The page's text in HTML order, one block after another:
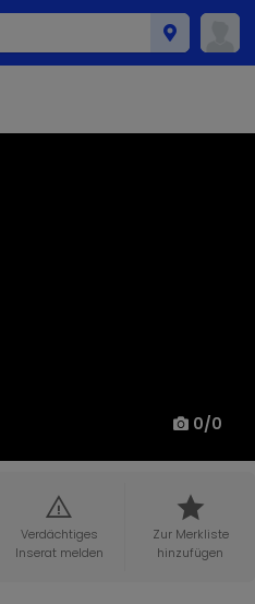
0/0
Verdächtiges
Inserat melden
Zur Merkliste
hinzufügen